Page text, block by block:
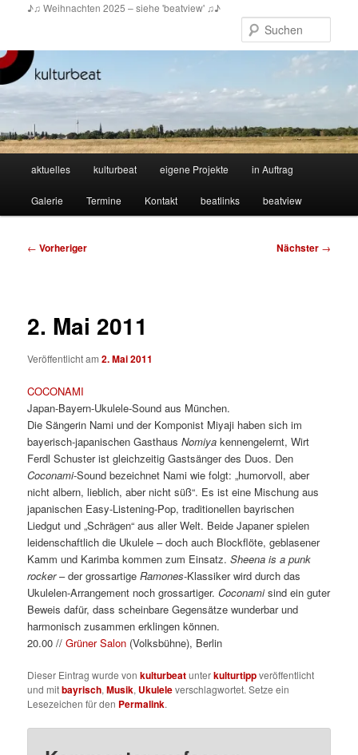
springen
♪♫ Weihnachten 2025 – siehe 'beatview' ♫♪
aktuelles kulturbeat eigene Projekte in Auftrag
Galerie Termine Kontakt beatlinks beatview
Beitragsnavigation
← Vorheriger Nächster →
2. Mai 2011
Veröffentlicht am2. Mai 2011
COCONAMI
Japan-Bayern-Ukulele-Sound aus München.
Die Sängerin Nami und der Komponist Miyaji haben sich im
bayerisch-japanischen GasthausNomiya kennengelernt, Wirt
Ferdl Schuster ist gleichzeitig Gastsänger des Duos. Den
Coconami-Sound bezeichnet Nami wie folgt: „humorvoll, aber
nicht albern, lieblich, aber nicht süß“. Es ist eine Mischung aus
japanischen Easy-Listening-Pop, traditionellen bayrischen
Liedgut und „Schrägen“ aus aller Welt. Beide Japaner spielen
leidenschaftlich die Ukulele – doch auch Blockflöte, geblasener
Kamm und Karimba kommen zum Einsatz.Sheena is a punk
rocker– der grossartigeRamones-Klassiker wird durch das
Ukulelen-Arrangement noch grossartiger.Coconamisind ein guter
Beweis dafür, dass scheinbare Gegensätze wunderbar und
harmonisch zusammen erklingen können.
20.00 //Grüner Salon (Volksbühne), Berlin
Dieser Eintrag wurde vonkulturbeatunterkulturtippveröffentlicht
und mitbayrisch,Musik, Ukuleleverschlagwortet. Setze ein
Lesezeichen für den Permalink.